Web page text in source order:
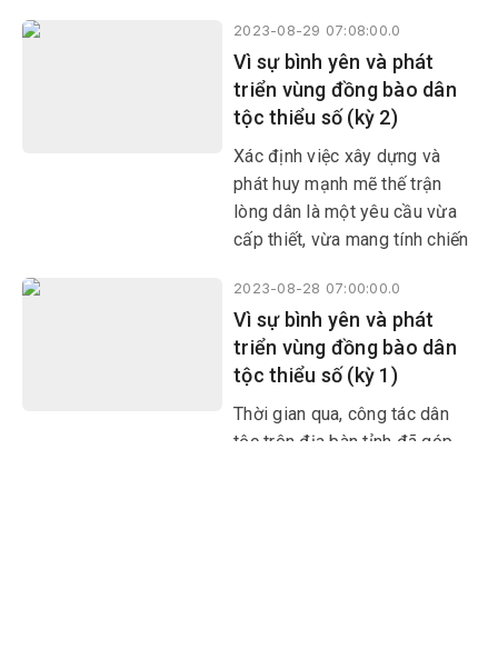
vốn khó khăn nhưng nay bừng
lên sức sống mới. Tất cả là
nhờ các cấp ủy đã giúp bà con
thay đổi nếp nghĩ, cách làm để
phát triển kinh tế.
2023-08-29 07:08:00.0
Vì sự bình yên và phát
triển vùng đồng bào dân
tộc thiểu số (kỳ 2)
Xác định việc xây dựng và
phát huy mạnh mẽ thế trận
lòng dân là một yêu cầu vừa
cấp thiết, vừa mang tính chiến
mạnh tổng hợp của toàn Đảng,
toàn dân trong sự nghiệp xây
dựng và bảo vệ Tổ quốc, cấp
ủy, chính quyền của các huyện
miền núi đã tăng cường đối
thoại với dân
2023-08-28 07:00:00.0
Vì sự bình yên và phát
triển vùng đồng bào dân
tộc thiểu số (kỳ 1)
Thời gian qua, công tác dân
tộc trên địa bàn tỉnh đã góp